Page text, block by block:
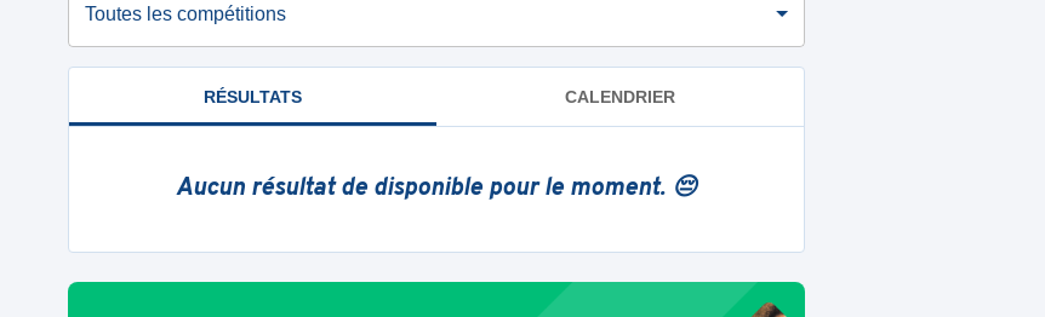
Toutes les compétitions
RÉSULTATS CALENDRIER
Aucun résultat de disponible pour le moment. 😔